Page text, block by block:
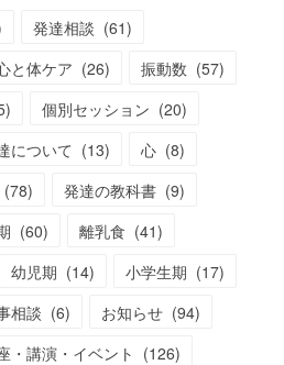
発達相談 (61)
と体ケア (26) 振動数 (57)
) 個別セッション (20)
について (13) 心 (8)
(78) 発達の教科書 (9)
(60) 離乳食 (41)
幼児期 (14) 小学生期 (17)
相談 (6) お知らせ (94)
・講演・イベント (126)